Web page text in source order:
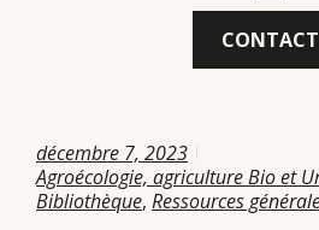
CONTACT
décembre 7, 2023
Agroécologie, agriculture Bio et
Bibliothèque, Ressources